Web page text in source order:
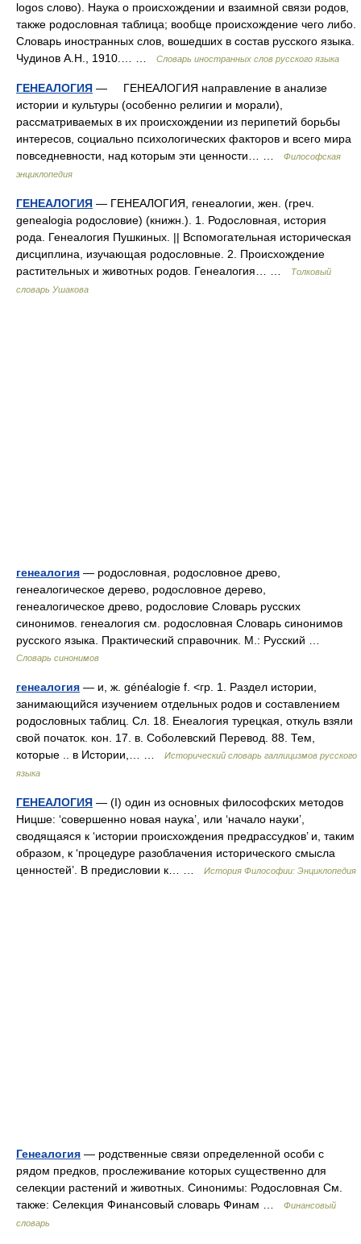
logos слово). Наука о происхождении и взаимной связи родов,
также родословная таблица; вообще происхождение чего либо.
Словарь иностранных слов, вошедших в состав русского языка.
Чудинов А.Н., 1910.… …
Словарь иностранных слов русского языка
ГЕНЕАЛОГИЯ — ГЕНЕАЛОГИЯ направление в анализе
истории и культуры (особенно религии и морали),
рассматриваемых в их происхождении из перипетий борьбы
интересов, социально психологических факторов и всего мира
повседневности, над которым эти ценности… …
Философская
энциклопедия
ГЕНЕАЛОГИЯ — ГЕНЕАЛОГИЯ, генеалогии, жен. (греч.
genealogia родословие) (книжн.). 1. Родословная, история
рода. Генеалогия Пушкиных. || Вспомогательная историческая
дисциплина, изучающая родословные. 2. Происхождение
растительных и животных родов. Генеалогия… …
Толковый
словарь Ушакова
генеалогия — родословная, родословное древо,
генеалогическое дерево, родословное дерево,
генеалогическое древо, родословие Словарь русских
синонимов. генеалогия см. родословная Словарь синонимов
русского языка. Практический справочник. М.: Русский …
Словарь синонимов
генеалогия — и, ж. généalogie f. <гр. 1. Раздел истории,
занимающийся изучением отдельных родов и составлением
родословных таблиц. Сл. 18. Енеалогия турецкая, откуль взяли
свой початок. кон. 17. в. Соболевский Перевод. 88. Тем,
которые .. в Истории,… …
Исторический словарь галлицизмов русского
языка
ГЕНЕАЛОГИЯ — (I) один из основных философских методов
Ницше: ‘совершенно новая наука’, или ‘начало науки’,
сводящаяся к ‘истории происхождения предрассудков’ и, таким
образом, к ‘процедуре разоблачения исторического смысла
ценностей’. В предисловии к… …
История Философии: Энциклопедия
Генеалогия — родственные связи определенной особи с
рядом предков, прослеживание которых существенно для
селекции растений и животных. Синонимы: Родословная См.
также: Селекция Финансовый словарь Финам …
Финансовый
словарь